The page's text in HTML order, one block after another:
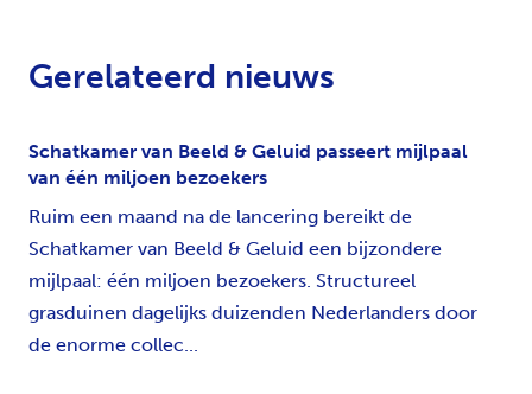
Gerelateerd nieuws
Schatkamer van Beeld & Geluid passeert mijlpaal
van één miljoen bezoekers
Ruim een maand na de lancering bereikt de
Schatkamer van Beeld & Geluid een bijzondere
mijlpaal: één miljoen bezoekers. Structureel
grasduinen dagelijks duizenden Nederlanders door
de enorme collec...